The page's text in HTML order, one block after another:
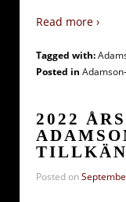
Read more ›
Tagged with:
Posted in
2022 ÅRS
Posted on